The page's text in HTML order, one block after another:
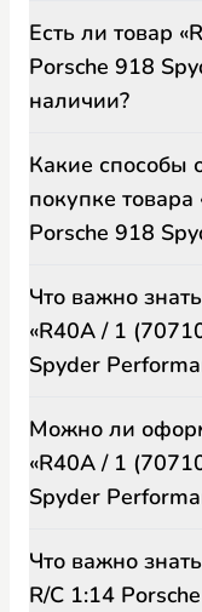
Есть ли товар
Porsche 918
наличии?
Какие способы
покупке
Porsche 918
Что важно
«R40A / 1
Spyder
Можно ли
«R40A / 1
Spyder
Что важно
R/C 1:14